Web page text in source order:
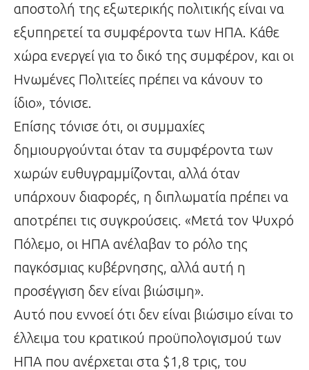
αποστολή της εξωτερικής πολιτικής είναι να
εξυπηρετεί τα συμφέροντα των ΗΠΑ. Κάθε
χώρα ενεργεί για το δικό της συμφέρον, και οι
Ηνωμένες Πολιτείες πρέπει να κάνουν το
ίδιο», τόνισε.
Επίσης τόνισε ότι, οι συμμαχίες
δημιουργούνται όταν τα συμφέροντα των
χωρών ευθυγραμμίζονται, αλλά όταν
υπάρχουν διαφορές, η διπλωματία πρέπει να
αποτρέπει τις συγκρούσεις. «Μετά τον Ψυχρό
Πόλεμο, οι ΗΠΑ ανέλαβαν το ρόλο της
παγκόσμιας κυβέρνησης, αλλά αυτή η
προσέγγιση δεν είναι βιώσιμη».
Αυτό που εννοεί ότι δεν είναι βιώσιμο είναι το
έλλειμα του κρατικού προϋπολογισμού των
ΗΠΑ που ανέρχεται στα $1,8 τρις, του